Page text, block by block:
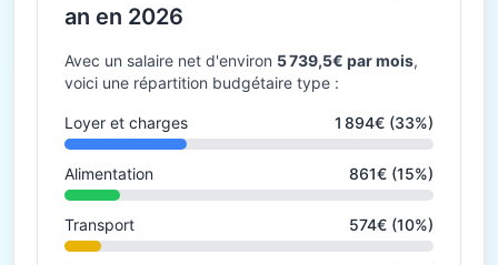
an en 2026
Avec un salaire net d'environ 5 739,5€ par mois,
voici une répartition budgétaire type :
Loyer et charges 1 894€ (33%)
Alimentation 861€ (15%)
Transport 574€ (10%)